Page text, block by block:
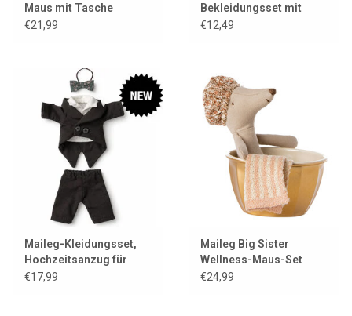
Maus mit Tasche
€21,99
Bekleidungsset mit
Tasche / Koralle
€12,49
Maileg-Kleidungsset,
Hochzeitsanzug für
Vater Maus
€17,99
Maileg Big Sister
Wellness-Maus-Set
€24,99